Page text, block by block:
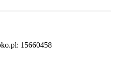
15660458